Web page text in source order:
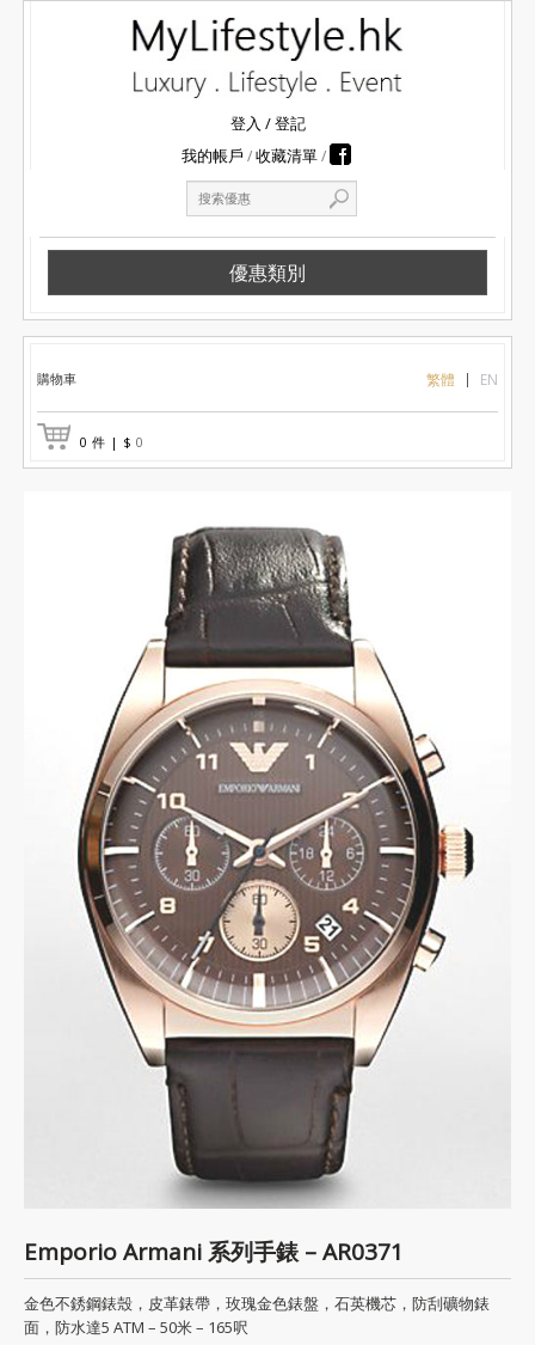
登入 /登記
我的帳戶
收藏清單
優惠類別
購物車 繁體 EN
0 件 | $ 0
Emporio Armani 系列手錶 – AR0371
金色不銹鋼錶殼，皮革錶帶，玫瑰金色錶盤，石英機芯，防刮礦物錶
面，防水達5 ATM – 50米 – 165呎